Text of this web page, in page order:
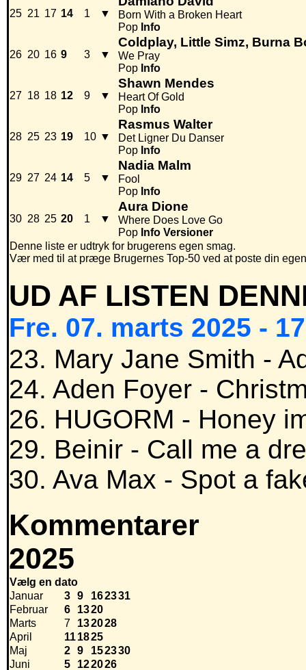
25 21 17 14 1 ▼
Born With a Broken Heart
Pop Info
26 20 16 9 3 ▼
Coldplay, Little Simz, Burna
We Pray
Pop Info
27 18 18 12 9 ▼
Shawn Mendes
Heart Of Gold
Pop Info
28 25 23 19 10 ▼
Rasmus Walter
Det Ligner Du Danser
Pop Info
29 27 24 14 5 ▼
Nadia Malm
Fool
Pop Info
30 28 25 20 1 ▼
Aura Dione
Where Does Love Go
Pop Info Versioner
Denne liste er udtryk for brugerens egen smag.
Vær med til at præge Brugernes Top-50 ved at poste din
UD AF LISTEN
Fre. 07. marts 2025 -
23. Mary Jane Smith -
24. Aden Foyer -
26. HUGORM - Honey
29. Beinir - Call me a
30. Ava Max - Spot a
Kommentarer
2025
Vælg en dato
Januar
3 9 162331
Februar
6 1320
Marts
7 132028
April
111825
Maj
2 9 152330
Juni
5 122026